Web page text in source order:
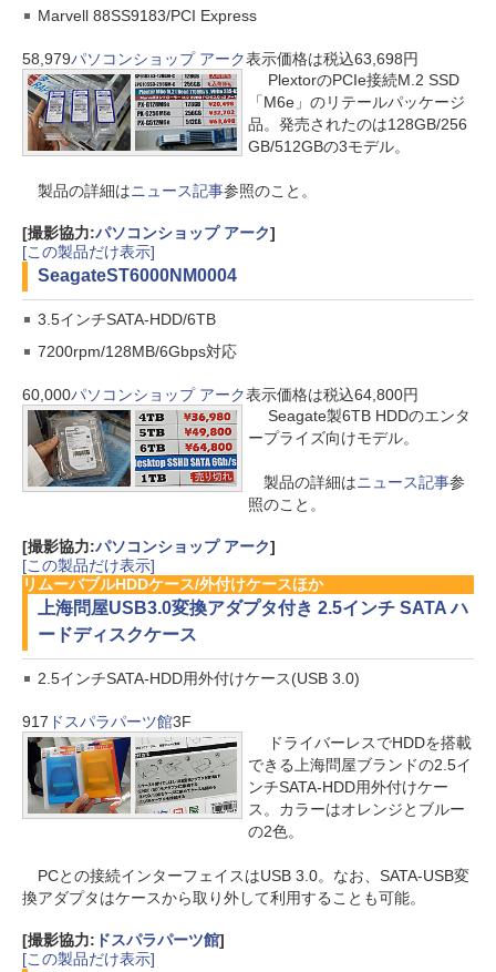
Marvell 88SS9183/PCI Express
58,979パソコンショップ アーク表示価格は税込63,698円
PlextorのPCIe接続M.2 SSD
「M6e」のリテールパッケージ
品。発売されたのは128GB/256
GB/512GBの3モデル。
製品の詳細はニュース記事参照のこと。
[撮影協力:パソコンショップ アーク]
[この製品だけ表示]
SeagateST6000NM0004
3.5インチSATA-HDD/6TB
7200rpm/128MB/6Gbps対応
60,000パソコンショップ アーク表示価格は税込64,800円
Seagate製6TB HDDのエンタ
ープライズ向けモデル。
製品の詳細はニュース記事参
照のこと。
[撮影協力:パソコンショップ アーク]
[この製品だけ表示]
リムーバブルHDDケース/外付けケースほか
上海問屋USB3.0変換アダプタ付き 2.5インチ SATA ハ
ードディスクケース
2.5インチSATA-HDD用外付けケース(USB 3.0)
917 ドスパラパーツ館3F
ドライバーレスでHDDを搭載
できる上海問屋ブランドの2.5イ
ンチSATA-HDD用外付けケー
ス。カラーはオレンジとブルー
の2色。
PCとの接続インターフェイスはUSB 3.0。なお、SATA-USB変
換アダプタはケースから取り外して利用することも可能。
[撮影協力: ドスパラパーツ館]
[この製品だけ表示]